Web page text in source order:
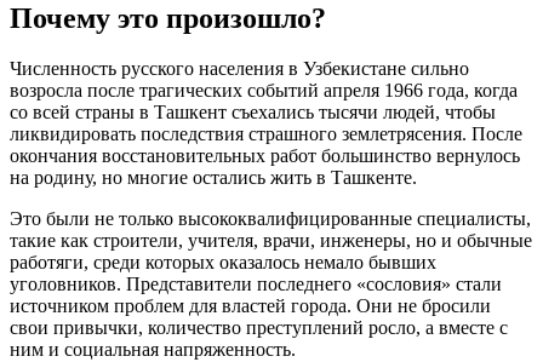
Почему это произошло?
Численность русского населения в Узбекистане сильно
возросла после трагических событий апреля 1966 года, когда
со всей страны в Ташкент съехались тысячи людей, чтобы
ликвидировать последствия страшного землетрясения. После
окончания восстановительных работ большинство вернулось
на родину, но многие остались жить в Ташкенте.
Это были не только высококвалифицированные специалисты,
такие как строители, учителя, врачи, инженеры, но и обычные
работяги, среди которых оказалось немало бывших
уголовников. Представители последнего «сословия» стали
источником проблем для властей города. Они не бросили
свои привычки, количество преступлений росло, а вместе с
ним и социальная напряженность.